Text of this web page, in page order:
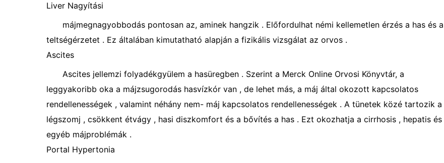
Liver Nagyítási
májmegnagyobbodás pontosan az, aminek hangzik . Előfordulhat némi kellemetlen érzés a has és a
teltségérzetet . Ez általában kimutatható alapján a fizikális vizsgálat az orvos .
Ascites
Ascites jellemzi folyadékgyülem a hasüregben . Szerint a Merck Online Orvosi Könyvtár, a
leggyakoribb oka a májzsugorodás hasvízkór van , de lehet más, a máj által okozott kapcsolatos
rendellenességek , valamint néhány nem- máj kapcsolatos rendellenességek . A tünetek közé tartozik a
légszomj , csökkent étvágy , hasi diszkomfort és a bővítés a has . Ezt okozhatja a cirrhosis , hepatis és
egyéb májproblémák .
Portal Hypertonia